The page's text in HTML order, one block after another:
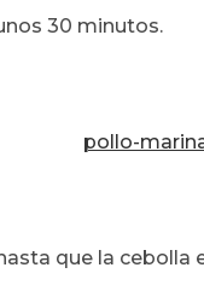
30 minutos.
que la